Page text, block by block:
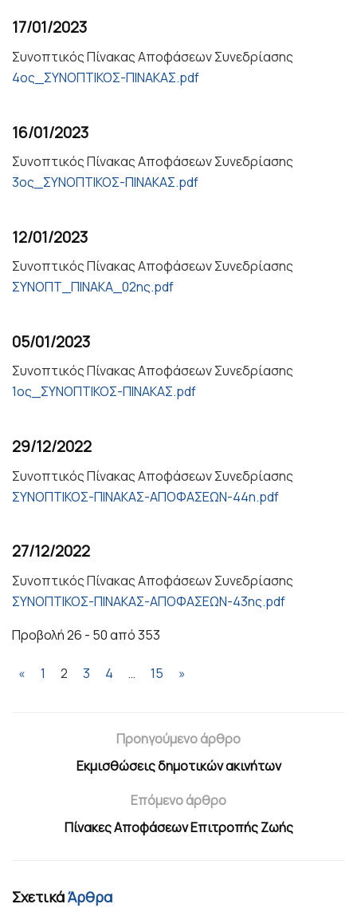
17/01/2023
Συνοπτικός Πίνακας Αποφάσεων Συνεδρίασης
4ος_ΣΥΝΟΠΤΙΚΟΣ-ΠΙΝΑΚΑΣ.pdf
16/01/2023
Συνοπτικός Πίνακας Αποφάσεων Συνεδρίασης
3ος_ΣΥΝΟΠΤΙΚΟΣ-ΠΙΝΑΚΑΣ.pdf
12/01/2023
Συνοπτικός Πίνακας Αποφάσεων Συνεδρίασης
ΣΥΝΟΠΤ_ΠΙΝΑΚΑ_02ης.pdf
05/01/2023
Συνοπτικός Πίνακας Αποφάσεων Συνεδρίασης
1ος_ΣΥΝΟΠΤΙΚΟΣ-ΠΙΝΑΚΑΣ.pdf
29/12/2022
Συνοπτικός Πίνακας Αποφάσεων Συνεδρίασης
ΣΥΝΟΠΤΙΚΟΣ-ΠΙΝΑΚΑΣ-ΑΠΟΦΑΣΕΩΝ-44η.pdf
27/12/2022
Συνοπτικός Πίνακας Αποφάσεων Συνεδρίασης
ΣΥΝΟΠΤΙΚΟΣ-ΠΙΝΑΚΑΣ-ΑΠΟΦΑΣΕΩΝ-43ης.pdf
Προβολή 26 - 50 από 353
« 1 2 3 4 … 15 »
Προηγούμενο άρθρο
Εκμισθώσεις δημοτικών ακινήτων
Επόμενο άρθρο
Πίνακες Αποφάσεων Επιτροπής Ζωής
ΣχετικάΆρθρα